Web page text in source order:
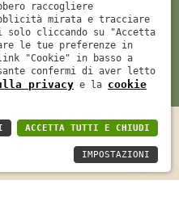
Soc.: Righetti Nadia
raccogliere
mirata e tracciare
cliccando su "Accetta
le tue preferenze in
"Cookie" in basso a
confermi di aver letto
privacy e la cookie
ACCETTA TUTTI E CHIUDI
IMPOSTAZIONI